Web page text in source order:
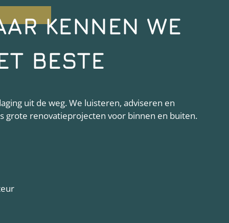
KENNEN WE
BESTE
uit de weg. We luisteren, adviseren en
grote renovatieprojecten voor binnen en buiten.